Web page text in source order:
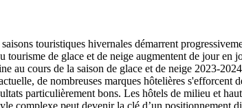
touristiques hivernales démarrent
tourisme de glace et de neige augmentent de jour
au cours de la saison de glace et de neige 2023-
de nombreuses marques hôtelières
particulièrement bons. Les hôtels de milieu et
complexe peut devenir la clé d’un positionnement